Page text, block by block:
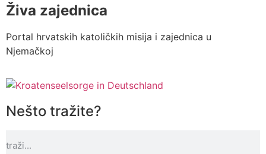
Živa zajednica
Portal hrvatskih katoličkih misija i zajednica u
Njemačkoj
Nešto tražite?